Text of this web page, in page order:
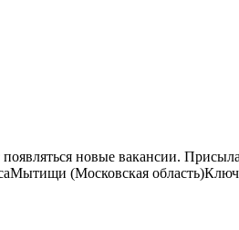
новые вакансии.
Мытищи (Московская область)